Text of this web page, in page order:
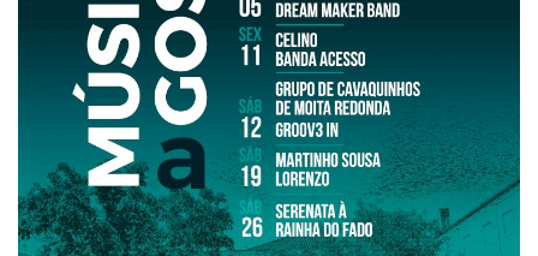
Estatuto Editorial
Saúde
Ficha técnica
Cultura